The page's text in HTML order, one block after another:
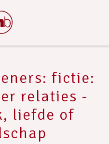
fictie:
relaties -
liefde of